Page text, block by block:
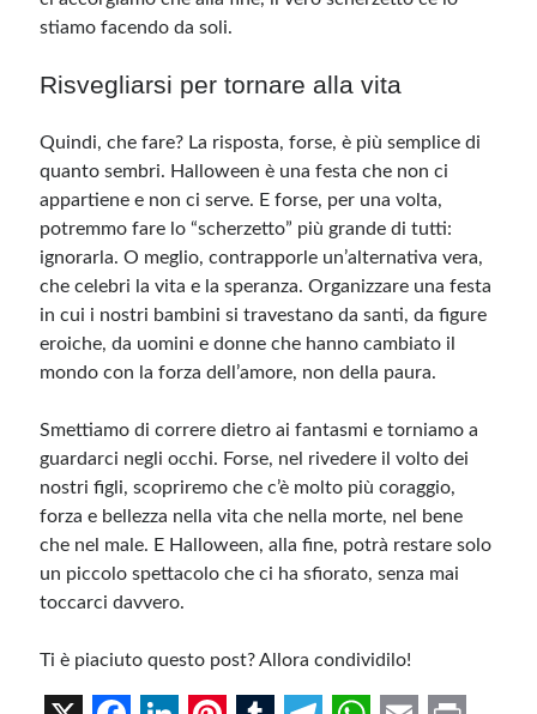
stiamo facendo da soli.
Risvegliarsi per tornare alla vita
Quindi, che fare? La risposta, forse, è più semplice di
quanto sembri. Halloween è una festa che non ci
appartiene e non ci serve. E forse, per una volta,
potremmo fare lo “scherzetto” più grande di tutti:
ignorarla. O meglio, contrapporle un’alternativa vera,
che celebri la vita e la speranza. Organizzare una festa
in cui i nostri bambini si travestano da santi, da figure
eroiche, da uomini e donne che hanno cambiato il
mondo con la forza dell’amore, non della paura.
Smettiamo di correre dietro ai fantasmi e torniamo a
guardarci negli occhi. Forse, nel rivedere il volto dei
nostri figli, scopriremo che c’è molto più coraggio,
forza e bellezza nella vita che nella morte, nel bene
che nel male. E Halloween, alla fine, potrà restare solo
un piccolo spettacolo che ci ha sfiorato, senza mai
toccarci davvero.
Ti è piaciuto questo post? Allora condividilo!